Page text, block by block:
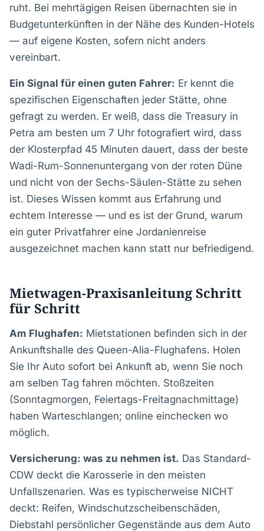
ruht. Bei mehrtägigen Reisen übernachten sie in
Budgetunterkünften in der Nähe des Kunden-Hotels
— auf eigene Kosten, sofern nicht anders
vereinbart.
Ein Signal für einen guten Fahrer: Er kennt die
spezifischen Eigenschaften jeder Stätte, ohne
gefragt zu werden. Er weiß, dass die Treasury in
Petra am besten um 7 Uhr fotografiert wird, dass
der Klosterpfad 45 Minuten dauert, dass der beste
Wadi-Rum-Sonnenuntergang von der roten Düne
und nicht von der Sechs-Säulen-Stätte zu sehen
ist. Dieses Wissen kommt aus Erfahrung und
echtem Interesse — und es ist der Grund, warum
ein guter Privatfahrer eine Jordanienreise
ausgezeichnet machen kann statt nur befriedigend.
Mietwagen-Praxisanleitung Schritt
für Schritt
Am Flughafen: Mietstationen befinden sich in der
Ankunftshalle des Queen-Alia-Flughafens. Holen
Sie Ihr Auto sofort bei Ankunft ab, wenn Sie noch
am selben Tag fahren möchten. Stoßzeiten
(Sonntagmorgen, Feiertags-Freitagnachmittage)
haben Warteschlangen; online einchecken wo
möglich.
Versicherung: was zu nehmen ist. Das Standard-
CDW deckt die Karosserie in den meisten
Unfallszenarien. Was es typischerweise NICHT
deckt: Reifen, Windschutzscheibenschäden,
Diebstahl persönlicher Gegenstände aus dem Auto